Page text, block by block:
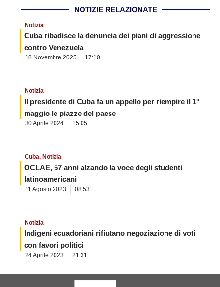
NOTIZIE RELAZIONATE
Notizia
Cuba ribadisce la denuncia dei piani di aggressione
contro Venezuela
18 Novembre 2025 17:10
Notizia
Il presidente di Cuba fa un appello per riempire il 1°
maggio le piazze del paese
30 Aprile 2024 15:05
Cuba, Notizia
OCLAE, 57 anni alzando la voce degli studenti
latinoamericani
11 Agosto 2023 08:53
Notizia
Indigeni ecuadoriani rifiutano negoziazione di voti
con favori politici
24 Aprile 2023 21:31